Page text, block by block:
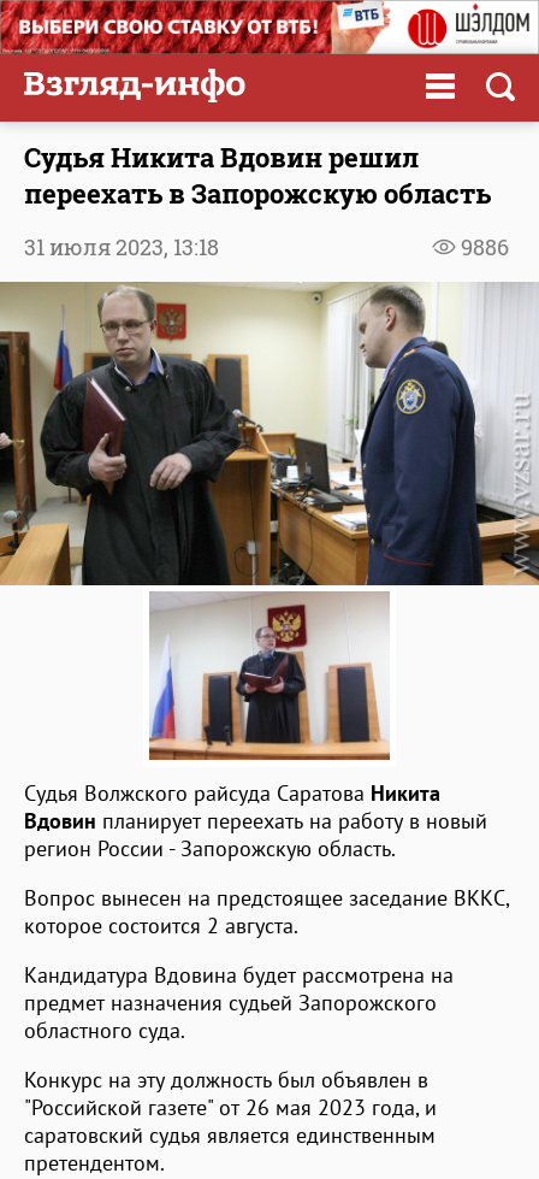
Судья Никита Вдовин решил
переехать в Запорожскую область
9886
31 июля 2023, 13:18
Судья Волжского райсуда Саратова Никита
Вдовин планирует переехать на работу в новый
регион России - Запорожскую область.
Вопрос вынесен на предстоящее заседание ВККС,
которое состоится 2 августа.
Кандидатура Вдовина будет рассмотрена на
предмет назначения судьей Запорожского
областного суда.
Конкурс на эту должность был объявлен в
"Российской газете" от 26 мая 2023 года, и
саратовский судья является единственным
претендентом.